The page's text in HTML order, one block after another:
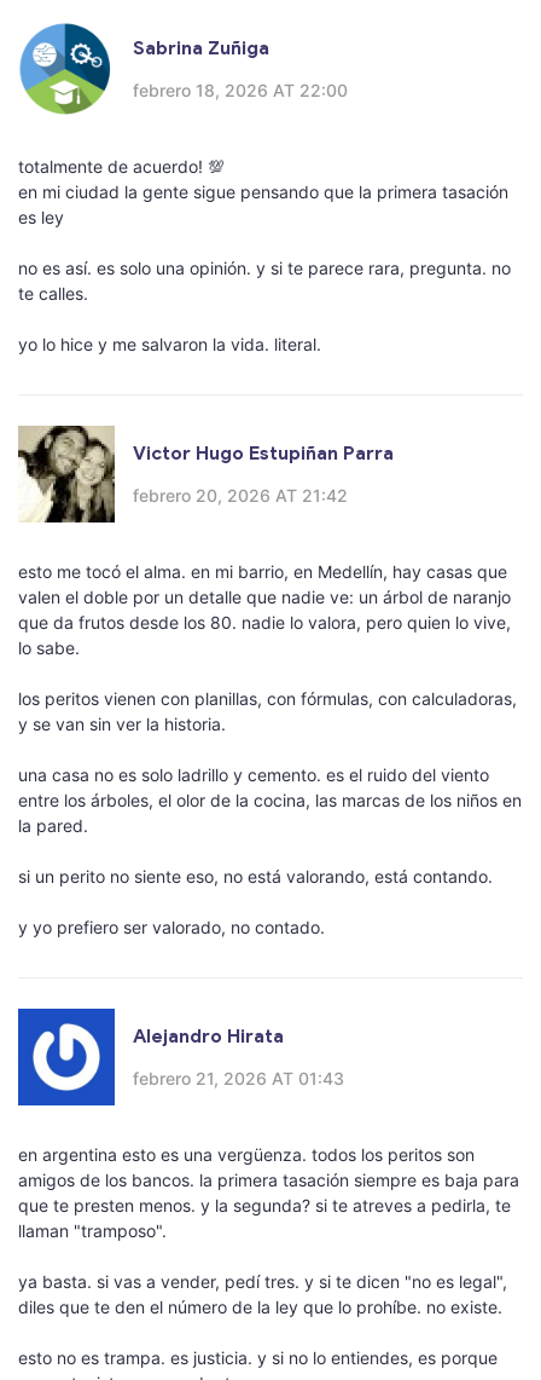
Sabrina Zuñiga
febrero 18, 2026 AT 22:00
totalmente de acuerdo! 💯
en mi ciudad la gente sigue pensando que la primera tasación
es ley
no es así. es solo una opinión. y si te parece rara, pregunta. no
te calles.
yo lo hice y me salvaron la vida. literal.
Victor Hugo Estupiñan Parra
febrero 20, 2026 AT 21:42
esto me tocó el alma. en mi barrio, en Medellín, hay casas que
valen el doble por un detalle que nadie ve: un árbol de naranjo
que da frutos desde los 80. nadie lo valora, pero quien lo vive,
lo sabe.
los peritos vienen con planillas, con fórmulas, con calculadoras,
y se van sin ver la historia.
una casa no es solo ladrillo y cemento. es el ruido del viento
entre los árboles, el olor de la cocina, las marcas de los niños en
la pared.
si un perito no siente eso, no está valorando, está contando.
y yo prefiero ser valorado, no contado.
Alejandro Hirata
febrero 21, 2026 AT 01:43
en argentina esto es una vergüenza. todos los peritos son
amigos de los bancos. la primera tasación siempre es baja para
que te presten menos. y la segunda? si te atreves a pedirla, te
llaman "tramposo".
ya basta. si vas a vender, pedí tres. y si te dicen "no es legal",
diles que te den el número de la ley que lo prohíbe. no existe.
esto no es trampa. es justicia. y si no lo entiendes, es porque